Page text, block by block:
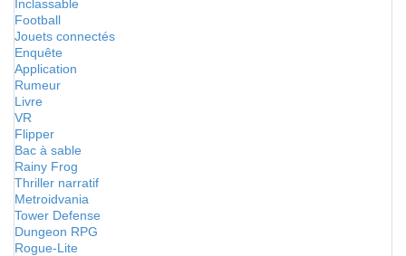
Inclassable
Football
Jouets connectés
Enquête
Application
Rumeur
Livre
VR
Flipper
Bac à sable
Rainy Frog
Thriller narratif
Metroidvania
Tower Defense
Dungeon RPG
Rogue-Lite